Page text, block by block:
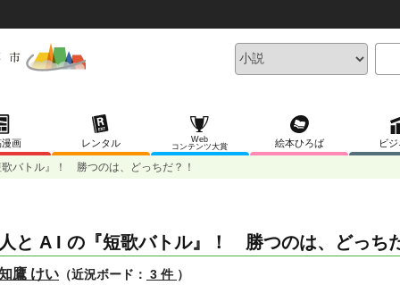
画 レンタル
Web
コンテンツ大賞
絵本ひろば ビ
歌バトル』！ 勝つのは、どっちだ？！
と A I の『短歌バトル』！ 勝つのは、どっち
鷹 けい （近況ボード： 3 件 ）